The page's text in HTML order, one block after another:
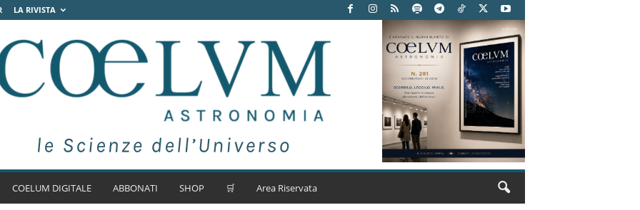
LA RIVISTA
COELUM DIGITALE ABBONATI SHOP 🛒 Area Riservata